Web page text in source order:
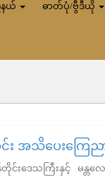
နယ် ဓာတ်ပုံ/ဗွီဒီယို
ာင်း အသိပေးကြေ
တိုင်းဒေသကြီးနှင့် မန္